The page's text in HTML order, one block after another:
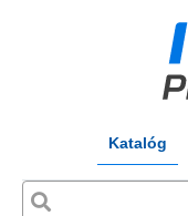
Katalóg